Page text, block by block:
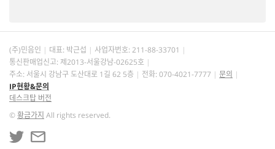
(주)민음인 대표: 박근섭 사업자번호: 211-88-33701
통신판매업신고: 제2013-서울강남-02625호
주소: 서울시 강남구 도산대로 1길 62 5층
전화: 070-4021-7777
문의
IP현황&문의
데스크탑 버전
©황금가지 All rights reserved.